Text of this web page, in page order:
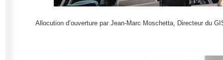
Allocution d’ouverture par Jean-Marc Moschetta, Directeur du